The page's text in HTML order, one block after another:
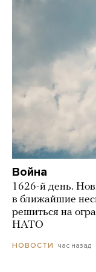
Война
1626-й день.
в ближайшие
решиться на
НАТО
НОВОСТИ час назад